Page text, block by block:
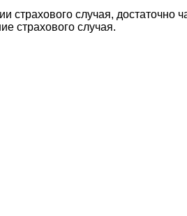
страхового случая, достаточно
страхового случая.